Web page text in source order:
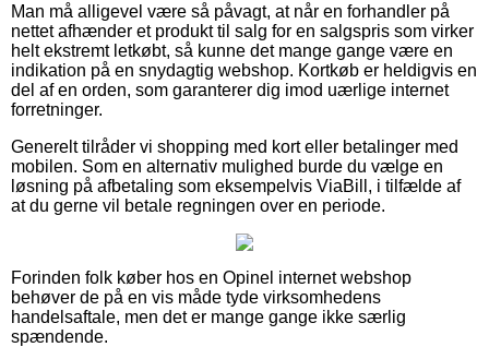
Man må alligevel være så påvagt, at når en forhandler på
nettet afhænder et produkt til salg for en salgspris som virker
helt ekstremt letkøbt, så kunne det mange gange være en
indikation på en snydagtig webshop. Kortkøb er heldigvis en
del af en orden, som garanterer dig imod uærlige internet
forretninger.
Generelt tilråder vi shopping med kort eller betalinger med
mobilen. Som en alternativ mulighed burde du vælge en
løsning på afbetaling som eksempelvis ViaBill, i tilfælde af
at du gerne vil betale regningen over en periode.
Forinden folk køber hos en Opinel internet webshop
behøver de på en vis måde tyde virksomhedens
handelsaftale, men det er mange gange ikke særlig
spændende.